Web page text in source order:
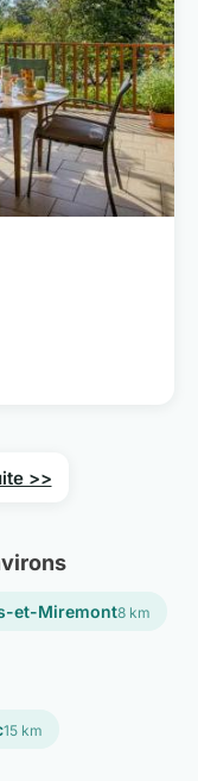
>>
et-Miremont8 km
15 km